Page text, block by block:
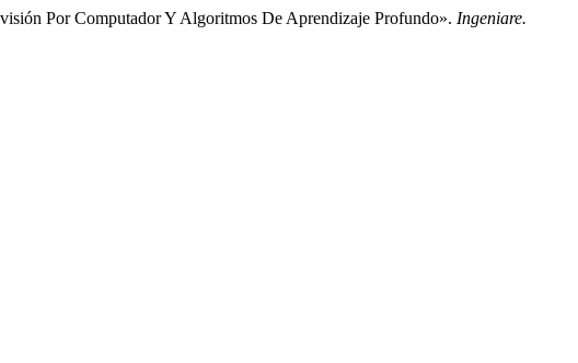
Por Computador Y Algoritmos De Aprendizaje Profundo». Ingeniare.